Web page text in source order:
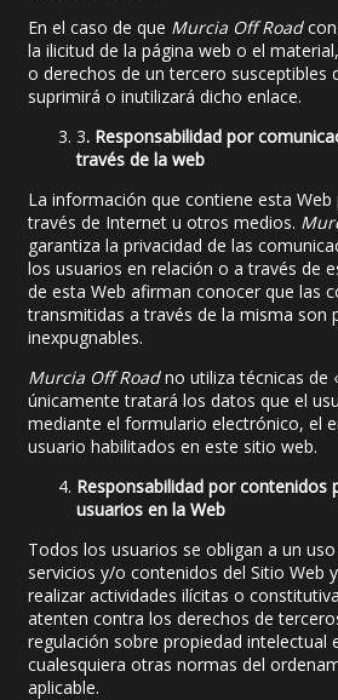
En el caso de que Murcia Off Road
la ilicitud de la página web o el
o derechos de un tercero susceptibles
suprimirá o inutilizará dicho enlace.
3. Responsabilidad por
través de la web
La información que contiene esta Web
través de Internet u otros medios.
garantiza la privacidad de las
los usuarios en relación o a través de
de esta Web afirman conocer que las
transmitidas a través de la misma son
inexpugnables.
Murcia Off Roadno utiliza técnicas de
únicamente tratará los datos que el
mediante el formulario electrónico, el
usuario habilitados en este sitio web.
Responsabilidad por contenidos
usuarios en la Web
Todos los usuarios se obligan a un
servicios y/o contenidos del Sitio Web
realizar actividades ilícitas o
atenten contra los derechos de
regulación sobre propiedad intelectual
cualesquiera otras normas del
aplicable.